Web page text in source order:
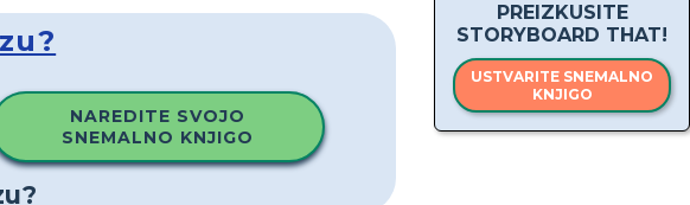
PREIZKUSITE
STORYBOARD THAT!
USTVARITE SNEMALNO
KNJIGO
NAREDITE SVOJO
SNEMALNO KNJIGO